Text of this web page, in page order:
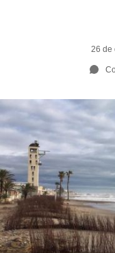
26 de